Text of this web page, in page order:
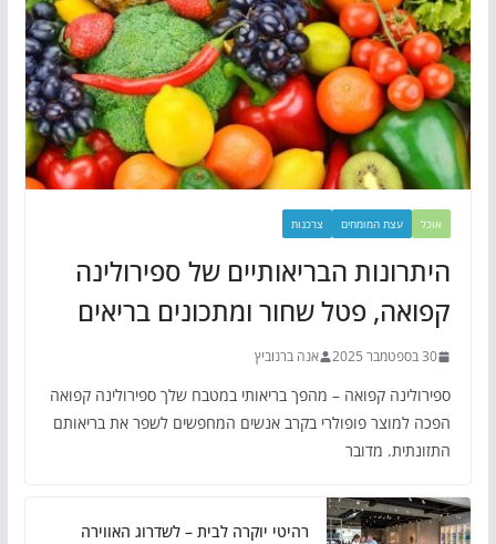
אוכל עצת המומחים צרכנות
היתרונות הבריאותיים של ספירולינה
קפואה, פטל שחור ומתכונים בריאים
30 בספטמבר 2025 אנה ברנוביץ
ספירולינה קפואה – מהפך בריאותי במטבח שלך ספירולינה קפואה
הפכה למוצר פופולרי בקרב אנשים המחפשים לשפר את בריאותם
התזונתית. מדובר
רהיטי יוקרה לבית – לשדרוג האווירה